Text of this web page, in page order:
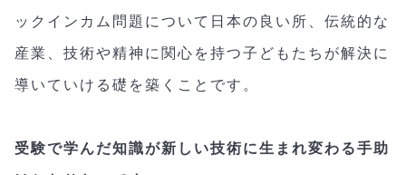
ックインカム問題について日本の良い所、伝統的な
産業、技術や精神に関心を持つ子どもたちが解決に
導いていける礎を築くことです。
受験で学んだ知識が新しい技術に生まれ変わる手助